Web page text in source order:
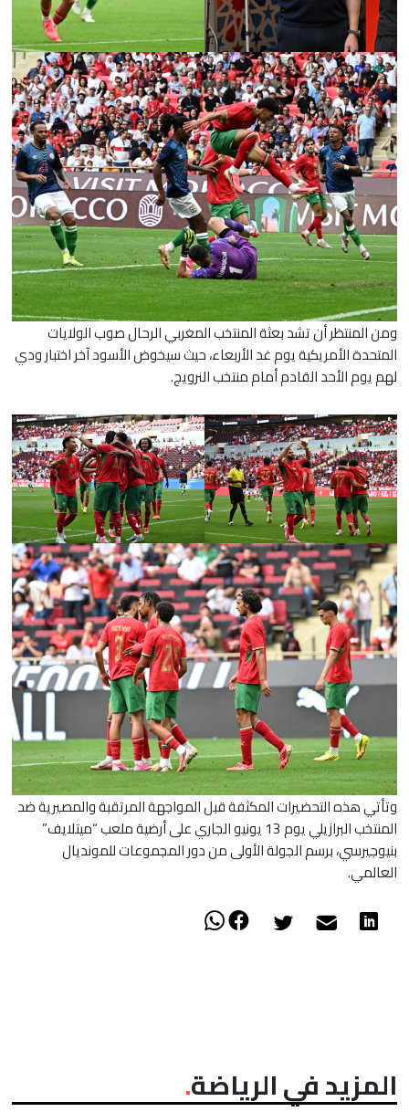
​ومن المنتظر أن تشد بعثة المنتخب المغربي الرحال صوب الولايات
المتحدة الأمريكية يوم غد الأربعاء، حيث سيخوض الأسود آخر اختبار ودي
لهم يوم الأحد القادم أمام منتخب النرويج.
​وتأتي هذه التحضيرات المكثفة قبل المواجهة المرتقبة والمصيرية ضد
المنتخب البرازيلي يوم 13 يونيو الجاري على أرضية ملعب “ميتلايف”
بنيوجيرسي، برسم الجولة الأولى من دور المجموعات للمونديال
العالمي.
المزيد في الرياضة